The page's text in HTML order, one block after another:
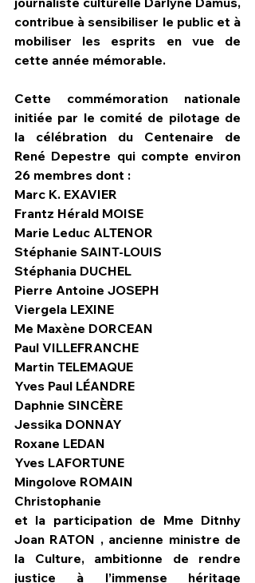
contribue à sensibiliser le public et à
mobiliser les esprits en vue de
cette année mémorable.
Cette commémoration nationale
initiée par le comité de pilotage de
la célébration du Centenaire de
René Depestre qui compte environ
26 membres dont :
Marc K. EXAVIER
Frantz Hérald MOISE
Marie Leduc ALTENOR
Stéphanie SAINT-LOUIS
Stéphania DUCHEL
Pierre Antoine JOSEPH
Viergela LEXINE
Me Maxène DORCEAN
Paul VILLEFRANCHE
Martin TELEMAQUE
Yves Paul LÉANDRE
Daphnie SINCÈRE
Jessika DONNAY
Roxane LEDAN
Yves LAFORTUNE
Mingolove ROMAIN
Christophanie
et la participation de Mme Ditnhy
Joan RATON , ancienne ministre de
la Culture, ambitionne de rendre
justice à l’immense héritage